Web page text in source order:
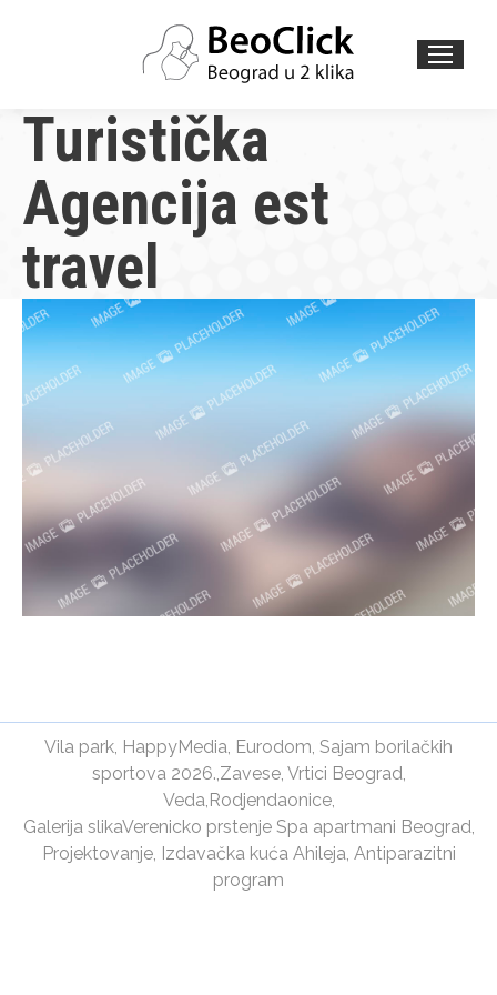
Turistička
Agencija est
travel
Vila park HappyMedia Eurodom Sajam borilačkih
sportova 2026. Zavese, Vrtici Beograd
Veda Rodjendaonice,
Galerija slikaVerenicko prstenje Spa apartmani Beograd
Projektovanje, Izdavačka kuća Ahileja Antiparazitni
program